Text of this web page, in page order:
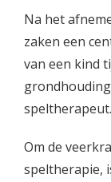
Na het
zaken een
van een kind
speltherapeut.
Om de
speltherapie,